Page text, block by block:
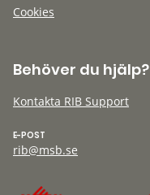
Cookies
Behöver du hjälp?
Kontakta RIB Support
E-POST
rib@msb.se